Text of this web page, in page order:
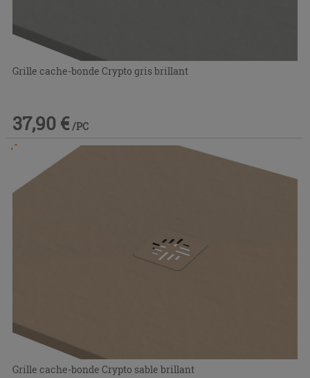
Grille cache-bonde Crypto gris brillant
37,90 € /PC
Commandable en magasin ou via le service client
Grille cache-bonde Crypto sable brillant